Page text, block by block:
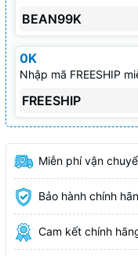
BEAN99K
0K
Nhập mã FREESHIP
FREESHIP
Miễn phí vận
Bảo hành chính
Cam kết chính